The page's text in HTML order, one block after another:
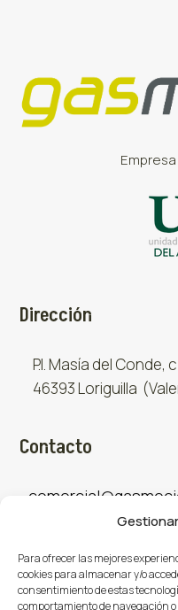
Para ofrecer las mejores
cookies para almacenar y/o
consentimiento de estas
comportamiento de navegación
Dirección
P.I. Masía del Conde,
46393 Loriguilla
Contacto